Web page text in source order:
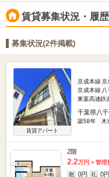
賃貸募集状況・履歴
募集状況(2件掲載)
賃貸アパート
京成本線
京成本線
東葉高速鉄
千葉県八
築58年 木
2階
2.2万円
管理
敷 0円 礼 0円